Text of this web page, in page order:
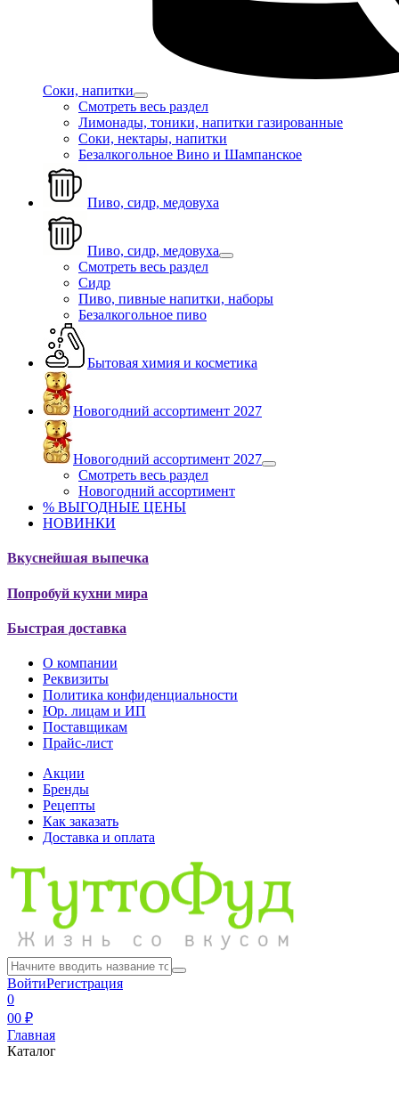
Соки, напитки
Смотреть весь раздел
Лимонады, тоники, напитки газированные
Соки, нектары, напитки
Безалкогольное Вино и Шампанское
Пиво, сидр, медовуха
Пиво, сидр, медовуха
Смотреть весь раздел
Сидр
Пиво, пивные напитки, наборы
Безалкогольное пиво
Бытовая химия и косметика
Новогодний ассортимент 2027
Новогодний ассортимент 2027
Смотреть весь раздел
Новогодний ассортимент
% ВЫГОДНЫЕ ЦЕНЫ
НОВИНКИ
Вкуснейшая выпечка
Попробуй кухни мира
Быстрая доставка
О компании
Реквизиты
Политика конфиденциальности
Юр. лицам и ИП
Поставщикам
Прайс-лист
Акции
Бренды
Рецепты
Как заказать
Доставка и оплата
ВойтиРегистрация
0
00 ₽
Главная
Каталог